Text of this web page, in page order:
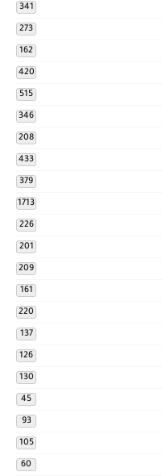
341
273
162
420
515
346
208
433
379
1713
226
201
209
161
220
137
126
130
45
93
105
60